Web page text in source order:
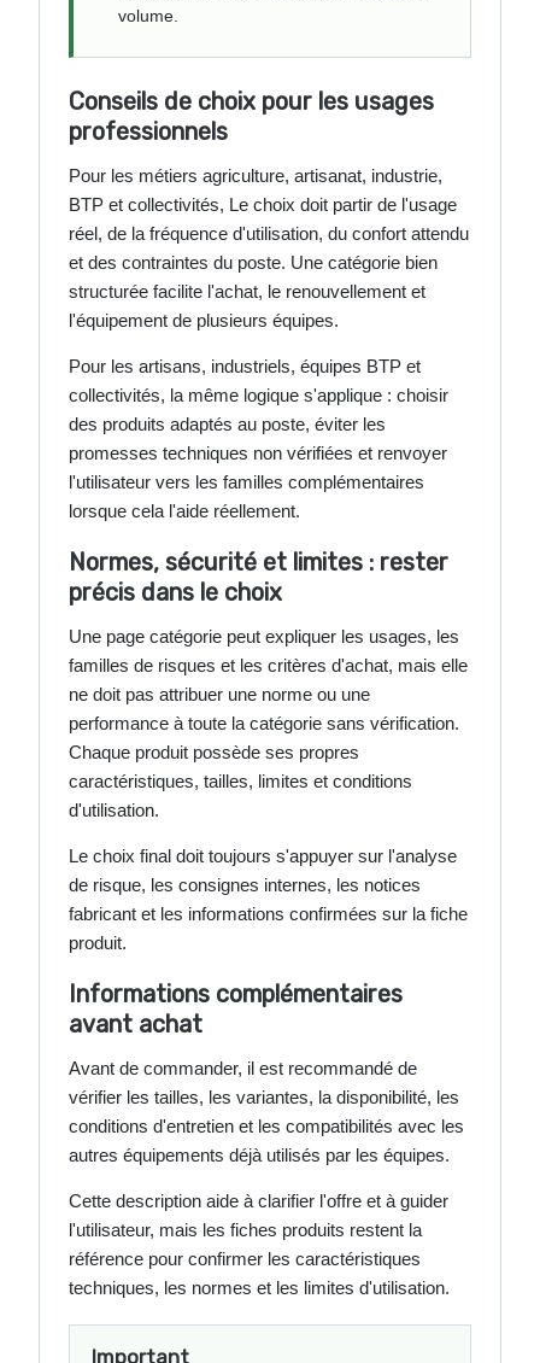
volume.
Conseils de choix pour les usages
professionnels
Pour les métiers agriculture, artisanat, industrie,
BTP et collectivités, Le choix doit partir de l'usage
réel, de la fréquence d'utilisation, du confort attendu
et des contraintes du poste. Une catégorie bien
structurée facilite l'achat, le renouvellement et
l'équipement de plusieurs équipes.
Pour les artisans, industriels, équipes BTP et
collectivités, la même logique s'applique : choisir
des produits adaptés au poste, éviter les
promesses techniques non vérifiées et renvoyer
l'utilisateur vers les familles complémentaires
lorsque cela l'aide réellement.
Normes, sécurité et limites : rester
précis dans le choix
Une page catégorie peut expliquer les usages, les
familles de risques et les critères d'achat, mais elle
ne doit pas attribuer une norme ou une
performance à toute la catégorie sans vérification.
Chaque produit possède ses propres
caractéristiques, tailles, limites et conditions
d'utilisation.
Le choix final doit toujours s'appuyer sur l'analyse
de risque, les consignes internes, les notices
fabricant et les informations confirmées sur la fiche
produit.
Informations complémentaires
avant achat
Avant de commander, il est recommandé de
vérifier les tailles, les variantes, la disponibilité, les
conditions d'entretien et les compatibilités avec les
autres équipements déjà utilisés par les équipes.
Cette description aide à clarifier l'offre et à guider
l'utilisateur, mais les fiches produits restent la
référence pour confirmer les caractéristiques
techniques, les normes et les limites d'utilisation.
Important